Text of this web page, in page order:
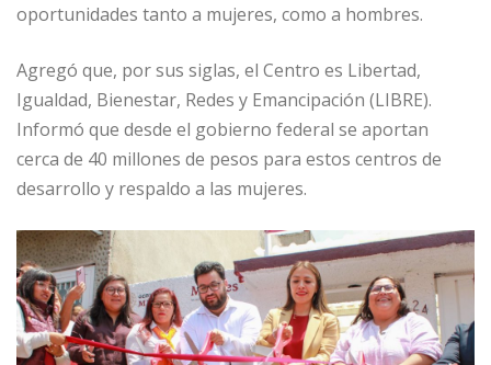
oportunidades tanto a mujeres, como a hombres.
Agregó que, por sus siglas, el Centro es Libertad,
Igualdad, Bienestar, Redes y Emancipación (LIBRE).
Informó que desde el gobierno federal se aportan
cerca de 40 millones de pesos para estos centros de
desarrollo y respaldo a las mujeres.